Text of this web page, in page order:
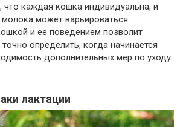
что каждая кошка индивидуальна, и
может варьироваться.
и ее поведением позволит
определить, когда начинается
дополнительных мер по уходу
лактации